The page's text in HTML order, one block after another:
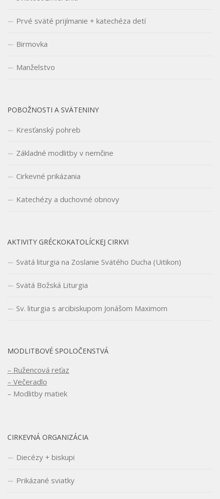
Prvé sväté prijímanie + katechéza detí
Birmovka
Manželstvo
POBOŽNOSTI A SVÄTENINY
Kresťanský pohreb
Základné modlitby v nemčine
Cirkevné prikázania
Katechézy a duchovné obnovy
AKTIVITY GRÉCKOKATOLÍCKEJ CIRKVI
Svätá liturgia na Zoslanie Svätého Ducha (Uitikon)
Svätá Božská Liturgia
Sv. liturgia s arcibiskupom Jonášom Maximom
MODLITBOVÉ SPOLOČENSTVÁ
– Ružencová reťaz
– Večeradlo
– Modlitby matiek
CIRKEVNÁ ORGANIZÁCIA
Diecézy + biskupi
Prikázané sviatky